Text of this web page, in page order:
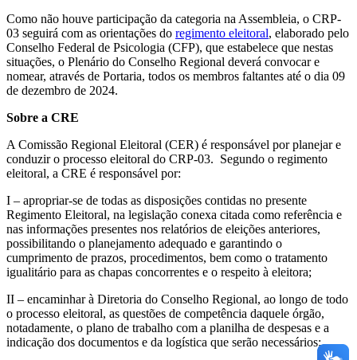
Como não houve participação da categoria na Assembleia, o CRP-
03 seguirá com as orientações do regimento eleitoral, elaborado pelo
Conselho Federal de Psicologia (CFP), que estabelece que nestas
situações, o Plenário do Conselho Regional deverá convocar e
nomear, através de Portaria, todos os membros faltantes até o dia 09
de dezembro de 2024.
Sobre a CRE
A Comissão Regional Eleitoral (CER) é responsável por planejar e
conduzir o processo eleitoral do CRP-03. Segundo o regimento
eleitoral, a CRE é responsável por:
I – apropriar-se de todas as disposições contidas no presente
Regimento Eleitoral, na legislação conexa citada como referência e
nas informações presentes nos relatórios de eleições anteriores,
possibilitando o planejamento adequado e garantindo o
cumprimento de prazos, procedimentos, bem como o tratamento
igualitário para as chapas concorrentes e o respeito à eleitora;
II – encaminhar à Diretoria do Conselho Regional, ao longo de todo
o processo eleitoral, as questões de competência daquele órgão,
notadamente, o plano de trabalho com a planilha de despesas e a
indicação dos documentos e da logística que serão necessários;